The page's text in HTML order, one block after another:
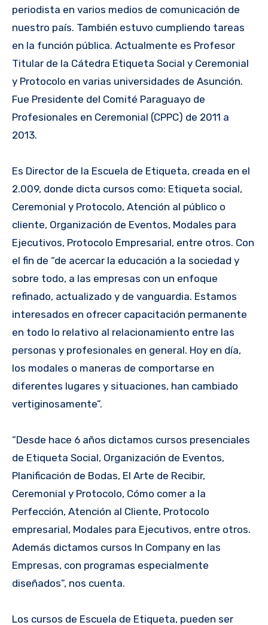
periodista en varios medios de comunicación de
nuestro país. También estuvo cumpliendo tareas
en la función pública. Actualmente es Profesor
Titular de la Cátedra Etiqueta Social y Ceremonial
y Protocolo en varias universidades de Asunción.
Fue Presidente del Comité Paraguayo de
Profesionales en Ceremonial (CPPC) de 2011 a
2013.
Es Director de la Escuela de Etiqueta, creada en el
2.009, donde dicta cursos como: Etiqueta social,
Ceremonial y Protocolo, Atención al público o
cliente, Organización de Eventos, Modales para
Ejecutivos, Protocolo Empresarial, entre otros. Con
el fin de “de acercar la educación a la sociedad y
sobre todo, a las empresas con un enfoque
refinado, actualizado y de vanguardia. Estamos
interesados en ofrecer capacitación permanente
en todo lo relativo al relacionamiento entre las
personas y profesionales en general. Hoy en día,
los modales o maneras de comportarse en
diferentes lugares y situaciones, han cambiado
vertiginosamente”.
“Desde hace 6 años dictamos cursos presenciales
de Etiqueta Social, Organización de Eventos,
Planificación de Bodas, El Arte de Recibir,
Ceremonial y Protocolo, Cómo comer a la
Perfección, Atención al Cliente, Protocolo
empresarial, Modales para Ejecutivos, entre otros.
Además dictamos cursos In Company en las
Empresas, con programas especialmente
diseñados”, nos cuenta.
Los cursos de Escuela de Etiqueta, pueden ser